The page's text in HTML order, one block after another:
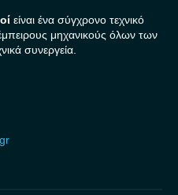
είναι ένα σύγχρονο τεχνικό
μηχανικούς όλων των
συνεργεία.